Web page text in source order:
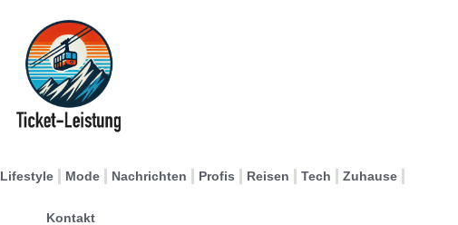
Lifestyle Mode Nachrichten Profis Reisen Tech Zuhause
Kontakt